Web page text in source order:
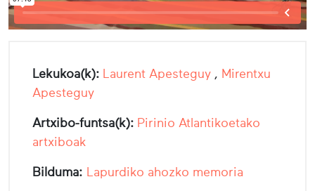
Lekukoa(k): Laurent Apesteguy , Mirentxu
Apesteguy
Artxibo-funtsa(k): Pirinio Atlantikoetako
artxiboak
Bilduma: Lapurdiko ahozko memoria